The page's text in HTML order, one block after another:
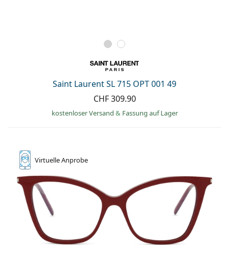
Saint Laurent SL 715 OPT 001 49
CHF 309.90
kostenloser Versand & Fassung auf Lager
VirtuelleAnprobe